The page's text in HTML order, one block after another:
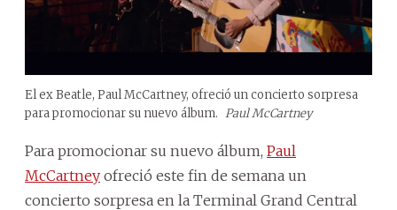
El ex Beatle, Paul McCartney, ofreció un concierto sorpresa
para promocionar su nuevo álbum. Paul McCartney
Para promocionar su nuevo álbum, Paul
McCartney ofreció este fin de semana un
concierto sorpresa en la Terminal Grand Central